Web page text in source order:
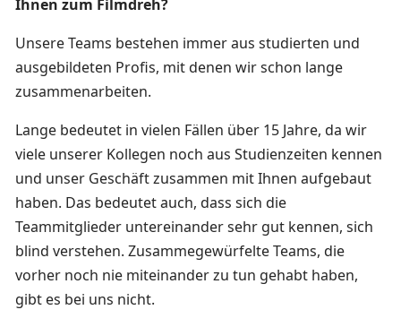
Ihnen zum Filmdreh?
Unsere Teams bestehen immer aus studierten und
ausgebildeten Profis, mit denen wir schon lange
zusammenarbeiten.
Lange bedeutet in vielen Fällen über 15 Jahre, da wir
viele unserer Kollegen noch aus Studienzeiten kennen
und unser Geschäft zusammen mit Ihnen aufgebaut
haben. Das bedeutet auch, dass sich die
Teammitglieder untereinander sehr gut kennen, sich
blind verstehen. Zusammegewürfelte Teams, die
vorher noch nie miteinander zu tun gehabt haben,
gibt es bei uns nicht.